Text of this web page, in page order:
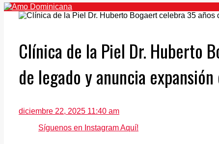
Clínica de la Piel Dr. Huberto
de legado y anuncia
diciembre 22, 2025 11:40 am
Síguenos en Instagram Aquí!